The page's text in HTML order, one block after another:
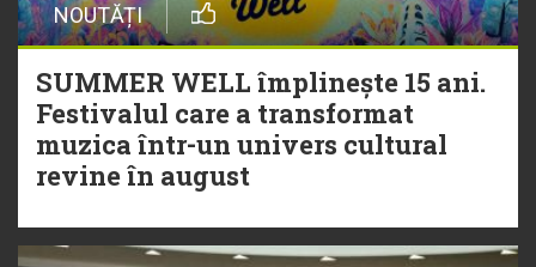
NOUTĂȚI
SUMMER WELL împlinește 15 ani.
Festivalul care a transformat
muzica într-un univers cultural
revine în august